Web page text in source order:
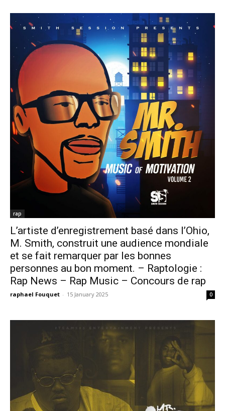
rap
L’artiste d’enregistrement basé dans l’Ohio,
M. Smith, construit une audience mondiale
et se fait remarquer par les bonnes
personnes au bon moment. – Raptologie :
Rap News – Rap Music – Concours de rap
raphael Fouquet - 15 January 2025 0